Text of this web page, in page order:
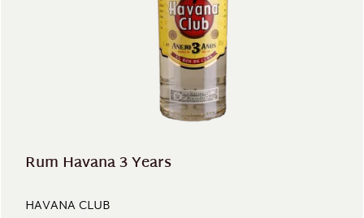
Rum Havana 3 Years
HAVANA CLUB